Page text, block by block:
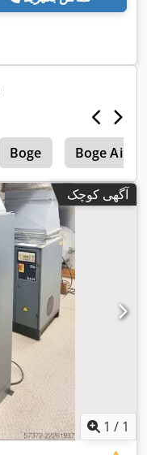
Boge Boge
آگهی کوچک
1 / 1